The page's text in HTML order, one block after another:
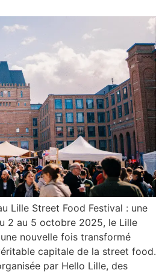
Lille Street Food Festival : une
2 au 5 octobre 2025, le Lille
nouvelle fois transformé
capitale de la street food.
par Hello Lille, des